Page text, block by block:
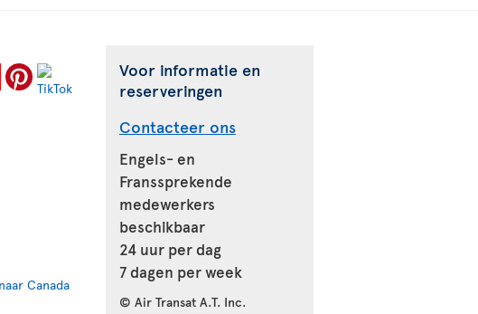
Canada
Voor informatie en
reserveringen
Contacteer ons
Engels- en
Franssprekende
medewerkers
beschikbaar
24 uur per dag
7 dagen per week
© Air Transat A.T. Inc.